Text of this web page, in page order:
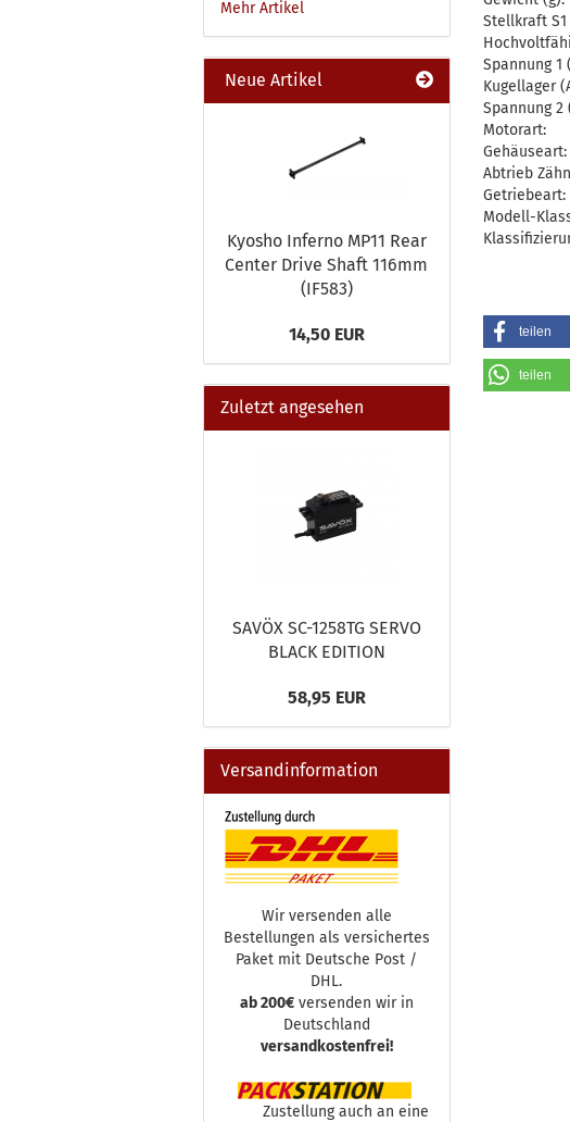
Stellkraft S1
Spannung 1
Kugellager
Spannung 2
Motorart:
Gehäuseart:
Abtrieb
Getriebeart:
Modell-
teilen
teilen
Mehr Artikel
Neue Artikel
Kyosho Inferno MP11 Rear
Center Drive Shaft 116mm
(IF583)
14,50 EUR
Zuletzt angesehen
SAVÖX SC-1258TG SERVO
BLACK EDITION
58,95 EUR
Versandinformation
Wir versenden alle
Bestellungen als versichertes
Paket mit Deutsche Post /
DHL.
ab 200€versenden wir in
Deutschland
versandkostenfrei!
Zustellung auch an eine